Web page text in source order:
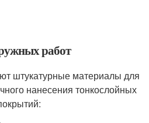
работ
штукатурные материалы для
нанесения тонкослойных